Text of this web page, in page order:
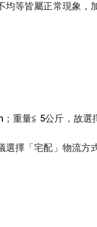
等皆屬正常現象，
重量≦ 5公斤，故選
擇「宅配」物流方